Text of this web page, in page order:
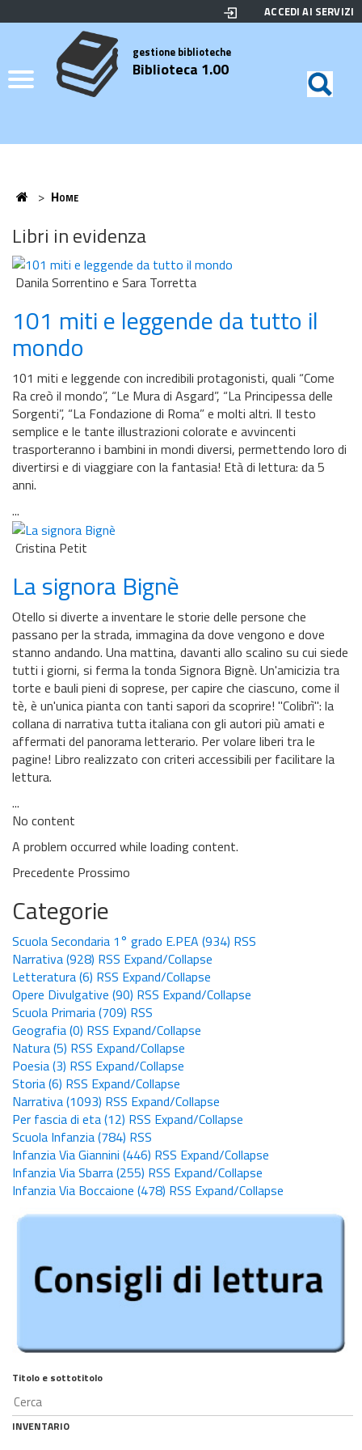
Elenco
Credits
ACCEDI AI SERVIZI
Biblioteca gestione biblioteche
Biblioteca 1.00 di
Home
> Home
Libri in evidenza
Danila Sorrentino e Sara Torretta
101 miti e leggende da tutto il
mondo
101 miti e leggende con incredibili protagonisti, quali “Come
Ra creò il mondo”, “Le Mura di Asgard”, “La Principessa delle
Sorgenti”, “La Fondazione di Roma” e molti altri. Il testo
semplice e le tante illustrazioni colorate e avvincenti
trasporteranno i bambini in mondi diversi, permettendo loro di
divertirsi e di viaggiare con la fantasia! Età di lettura: da 5
anni.
...
Cristina Petit
La signora Bignè
Otello si diverte a inventare le storie delle persone che
passano per la strada, immagina da dove vengono e dove
stanno andando. Una mattina, davanti allo scalino su cui siede
tutti i giorni, si ferma la tonda Signora Bignè. Un'amicizia tra
torte e bauli pieni di soprese, per capire che ciascuno, come il
tè, è un'unica pianta con tanti sapori da scoprire! ''Colibrì'': la
collana di narrativa tutta italiana con gli autori più amati e
affermati del panorama letterario. Per volare liberi tra le
pagine! Libro realizzato con criteri accessibili per facilitare la
lettura.
...
No content
A problem occurred while loading content.
Precedente Prossimo
Categorie
Scuola Secondaria 1° grado E.PEA (934) RSS
Narrativa(928) RSS Expand/Collapse
Letteratura(6) RSS Expand/Collapse
Opere Divulgative (90) RSS Expand/Collapse
Scuola Primaria(709) RSS
Geografia(0) RSS Expand/Collapse
Natura(5) RSS Expand/Collapse
Poesia(3) RSS Expand/Collapse
Storia(6) RSS Expand/Collapse
Narrativa(1093) RSS Expand/Collapse
Per fascia di eta(12) RSS Expand/Collapse
Scuola Infanzia(784) RSS
Infanzia Via Giannini (446) RSS Expand/Collapse
Infanzia Via Sbarra(255) RSS Expand/Collapse
Infanzia Via Boccaione (478) RSS Expand/Collapse
Titolo e sottotitolo
INVENTARIO